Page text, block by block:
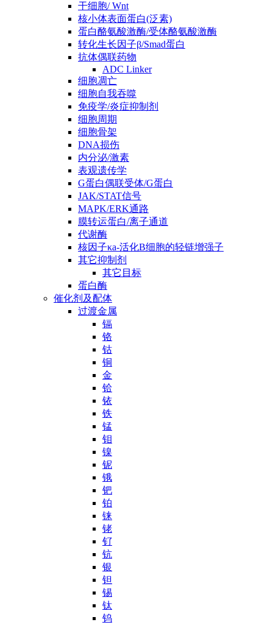
干细胞/ Wnt
核小体表面蛋白(泛素)
蛋白酪氨酸激酶/受体酪氨酸激酶
转化生长因子β/Smad蛋白
抗体偶联药物
ADC Linker
细胞凋亡
细胞自我吞噬
免疫学/炎症抑制剂
细胞周期
细胞骨架
DNA损伤
内分泌/激素
表观遗传学
G蛋白偶联受体/G蛋白
JAK/STAT信号
MAPK/ERK通路
膜转运蛋白/离子通道
代谢酶
核因子κa-活化B细胞的轻链增强子
其它抑制剂
其它目标
蛋白酶
催化剂及配体
过渡金属
镉
铬
钴
铜
金
铪
铱
铁
锰
钼
镍
铌
锇
钯
铂
铼
铑
钌
钪
银
钽
锡
钛
钨